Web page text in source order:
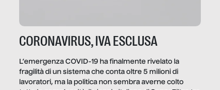
CORONAVIRUS, IVA ESCLUSA
L’emergenza COVID-19 ha finalmente rivelato la
fragilità di un sistema che conta oltre 5 milioni di
lavoratori, ma la politica non sembra averne colto